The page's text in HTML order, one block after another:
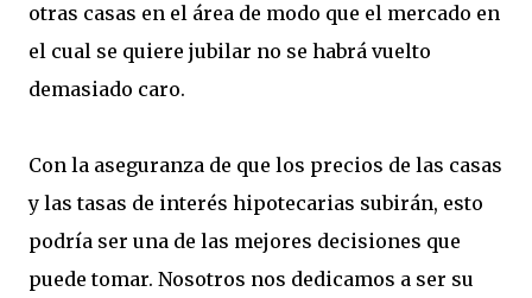
otras casas en el área de modo que el mercado en
el cual se quiere jubilar no se habrá vuelto
demasiado caro.
Con la aseguranza de que los precios de las casas
y las tasas de interés hipotecarias subirán, esto
podría ser una de las mejores decisiones que
puede tomar. Nosotros nos dedicamos a ser su